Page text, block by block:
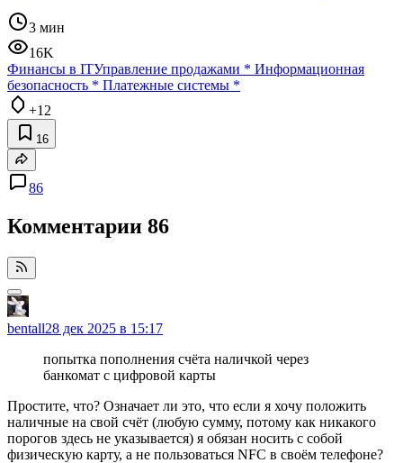
3 мин
16K
Финансы в ITУправление продажами * Информационная
безопасность * Платежные системы *
+12
16
86
Комментарии 86
bentall28 дек 2025 в 15:17
попытка пополнения счёта наличкой через
банкомат с цифровой карты
Простите, что? Означает ли это, что если я хочу положить
наличные на свой счёт (любую сумму, потому как никакого
порогов здесь не указывается) я обязан носить с собой
физическую карту, а не пользоваться NFC в своём телефоне?